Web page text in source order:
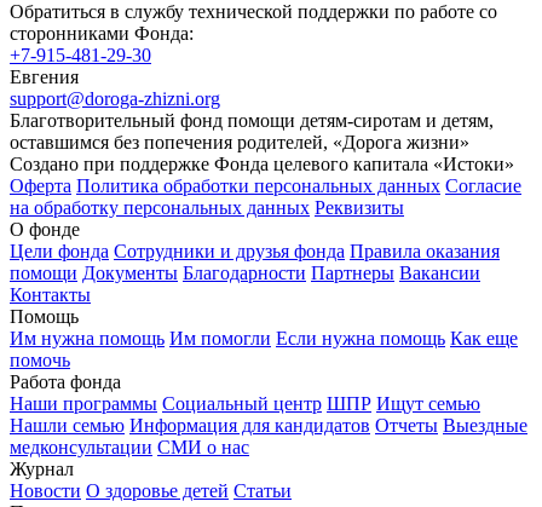
Обратиться в службу технической поддержки по работе со
сторонниками Фонда:
+7-915-481-29-30
Евгения
support@doroga-zhizni.org
Благотворительный фонд помощи детям-сиротам и детям,
оставшимся без попечения родителей, «Дорога жизни»
Создано при поддержке Фонда целевого капитала «Истоки»
Оферта Политика обработки персональных данных Согласие
на обработку персональных данных Реквизиты
О фонде
Цели фонда Сотрудники и друзья фонда Правила оказания
помощи Документы Благодарности Партнеры Вакансии
Контакты
Помощь
Им нужна помощь Им помогли Если нужна помощь Как еще
помочь
Работа фонда
Наши программы Социальный центр ШПР Ищут семью
Нашли семью Информация для кандидатов Отчеты Выездные
медконсультации СМИ о нас
Журнал
Новости О здоровье детей Статьи